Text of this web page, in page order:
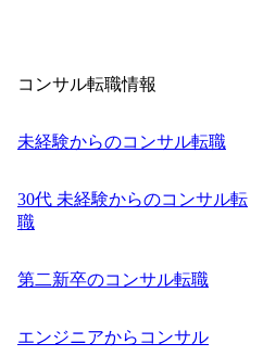
コンサル転職情報
未経験からのコンサル転職
30代 未経験からのコンサル転
職
第二新卒のコンサル転職
エンジニアからコンサル